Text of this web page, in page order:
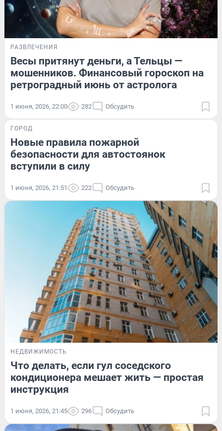
РАЗВЛЕЧЕНИЯ
Весы притянут деньги, а Тельцы —
мошенников. Финансовый гороскоп на
ретроградный июнь от астролога
1 июня, 2026, 22:00 282 Обсудить
ГОРОД
Новые правила пожарной
безопасности для автостоянок
вступили в силу
1 июня, 2026, 21:51 222 Обсудить
НЕДВИЖИМОСТЬ
Что делать, если гул соседского
кондиционера мешает жить — простая
инструкция
1 июня, 2026, 21:45 296 Обсудить